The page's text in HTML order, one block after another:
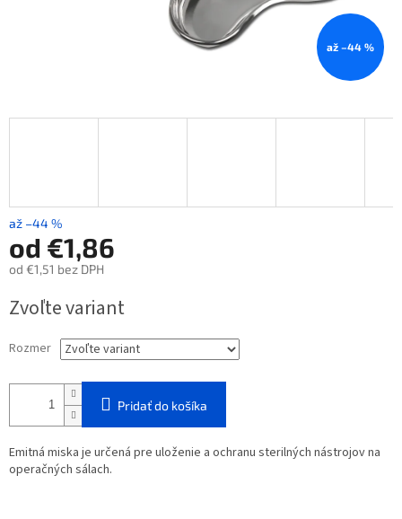
až –44 %
až –44 %
od €1,86
od €1,51 bez DPH
cena:
Zvoľte variant
Rozmer
Pridať do košíka
Emitná miska je určená pre uloženie a ochranu sterilných nástrojov na
operačných sálach.